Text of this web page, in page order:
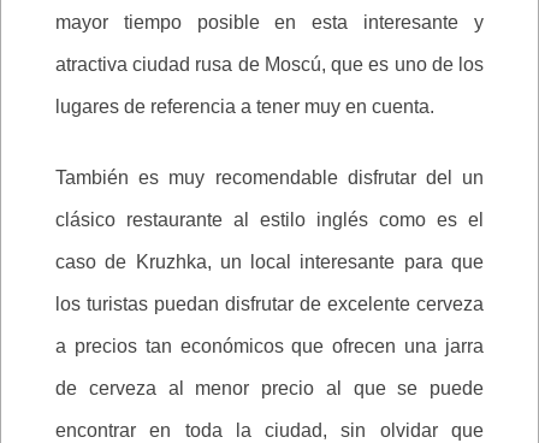
mayor tiempo posible en esta interesante y
atractiva ciudad rusa de Moscú, que es uno de los
lugares de referencia a tener muy en cuenta.
También es muy recomendable disfrutar del un
clásico restaurante al estilo inglés como es el
caso de Kruzhka, un local interesante para que
los turistas puedan disfrutar de excelente cerveza
a precios tan económicos que ofrecen una jarra
de cerveza al menor precio al que se puede
encontrar en toda la ciudad, sin olvidar que